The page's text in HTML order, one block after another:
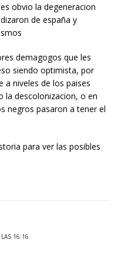
obvio la degeneracion
de españa y
demagogos que les
siendo optimista, por
a niveles de los paises
la descolonizacion, o en
negros pasaron a tener el
para ver las posibles
16:16